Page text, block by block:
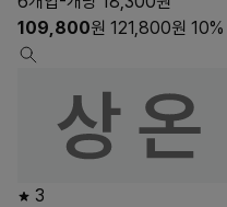
109,800원 121,800원 10%
3